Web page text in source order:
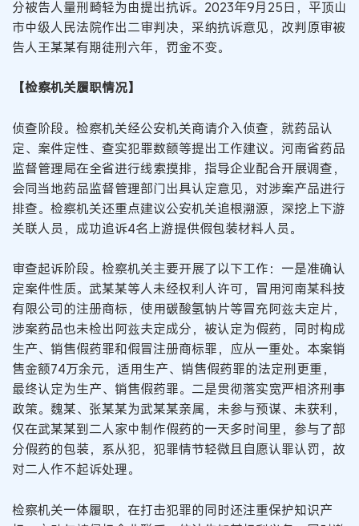
分被告人量刑畸轻为由提出抗诉。2023年9月25日，平顶山
市中级人民法院作出二审判决，采纳抗诉意见，改判原审被
告人王某某有期徒刑六年，罚金不变。
【检察机关履职情况】
侦查阶段。检察机关经公安机关商请介入侦查，就药品认
定、案件定性、查实犯罪数额等提出工作建议。河南省药品
监督管理局在全省进行线索摸排，指导企业配合开展调查，
会同当地药品监督管理部门出具认定意见，对涉案产品进行
排查。检察机关还重点建议公安机关追根溯源，深挖上下游
关联人员，成功追诉4名上游提供假包装材料人员。
审查起诉阶段。检察机关主要开展了以下工作：一是准确认
定案件性质。武某某等人未经权利人许可，冒用河南某科技
有限公司的注册商标，使用碳酸氢钠片等冒充阿兹夫定片，
涉案药品也未检出阿兹夫定成分，被认定为假药，同时构成
生产、销售假药罪和假冒注册商标罪，应从一重处。本案销
售金额74万余元，适用生产、销售假药罪的法定刑更重，
最终认定为生产、销售假药罪。二是贯彻落实宽严相济刑事
政策。魏某、张某某为武某某亲属，未参与预谋、未获利，
仅在武某某到二人家中制作假药的一天多时间里，参与了部
分假药的包装，系从犯，犯罪情节轻微且自愿认罪认罚，故
对二人作不起诉处理。
检察机关一体履职，在打击犯罪的同时还注重保护知识产